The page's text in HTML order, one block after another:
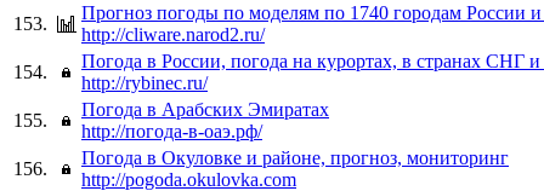
153.
Прогноз погоды по моделям по 1740 городам России
http://cliware.narod2.ru/
154.
Погода в России, погода на курортах, в странах СНГ
http://rybinec.ru/
155.
Погода в Арабских Эмиратах
http://погода-в-оаэ.рф/
156.
Погода в Окуловке и районе, прогноз, мониторинг
http://pogoda.okulovka.com